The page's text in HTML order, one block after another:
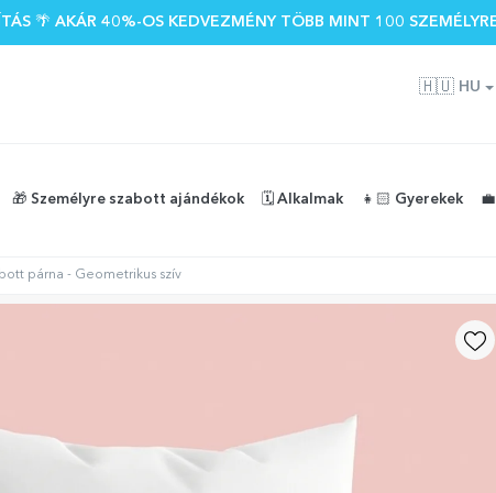
🌴 AKÁR 40%-OS KEDVEZMÉNY TÖBB MINT 100
🇭🇺 HU
🎁 Személyre szabott ajándékok 🗓️ Alkalmak 👧🏻 Gyerekek
párna - Geometrikus szív